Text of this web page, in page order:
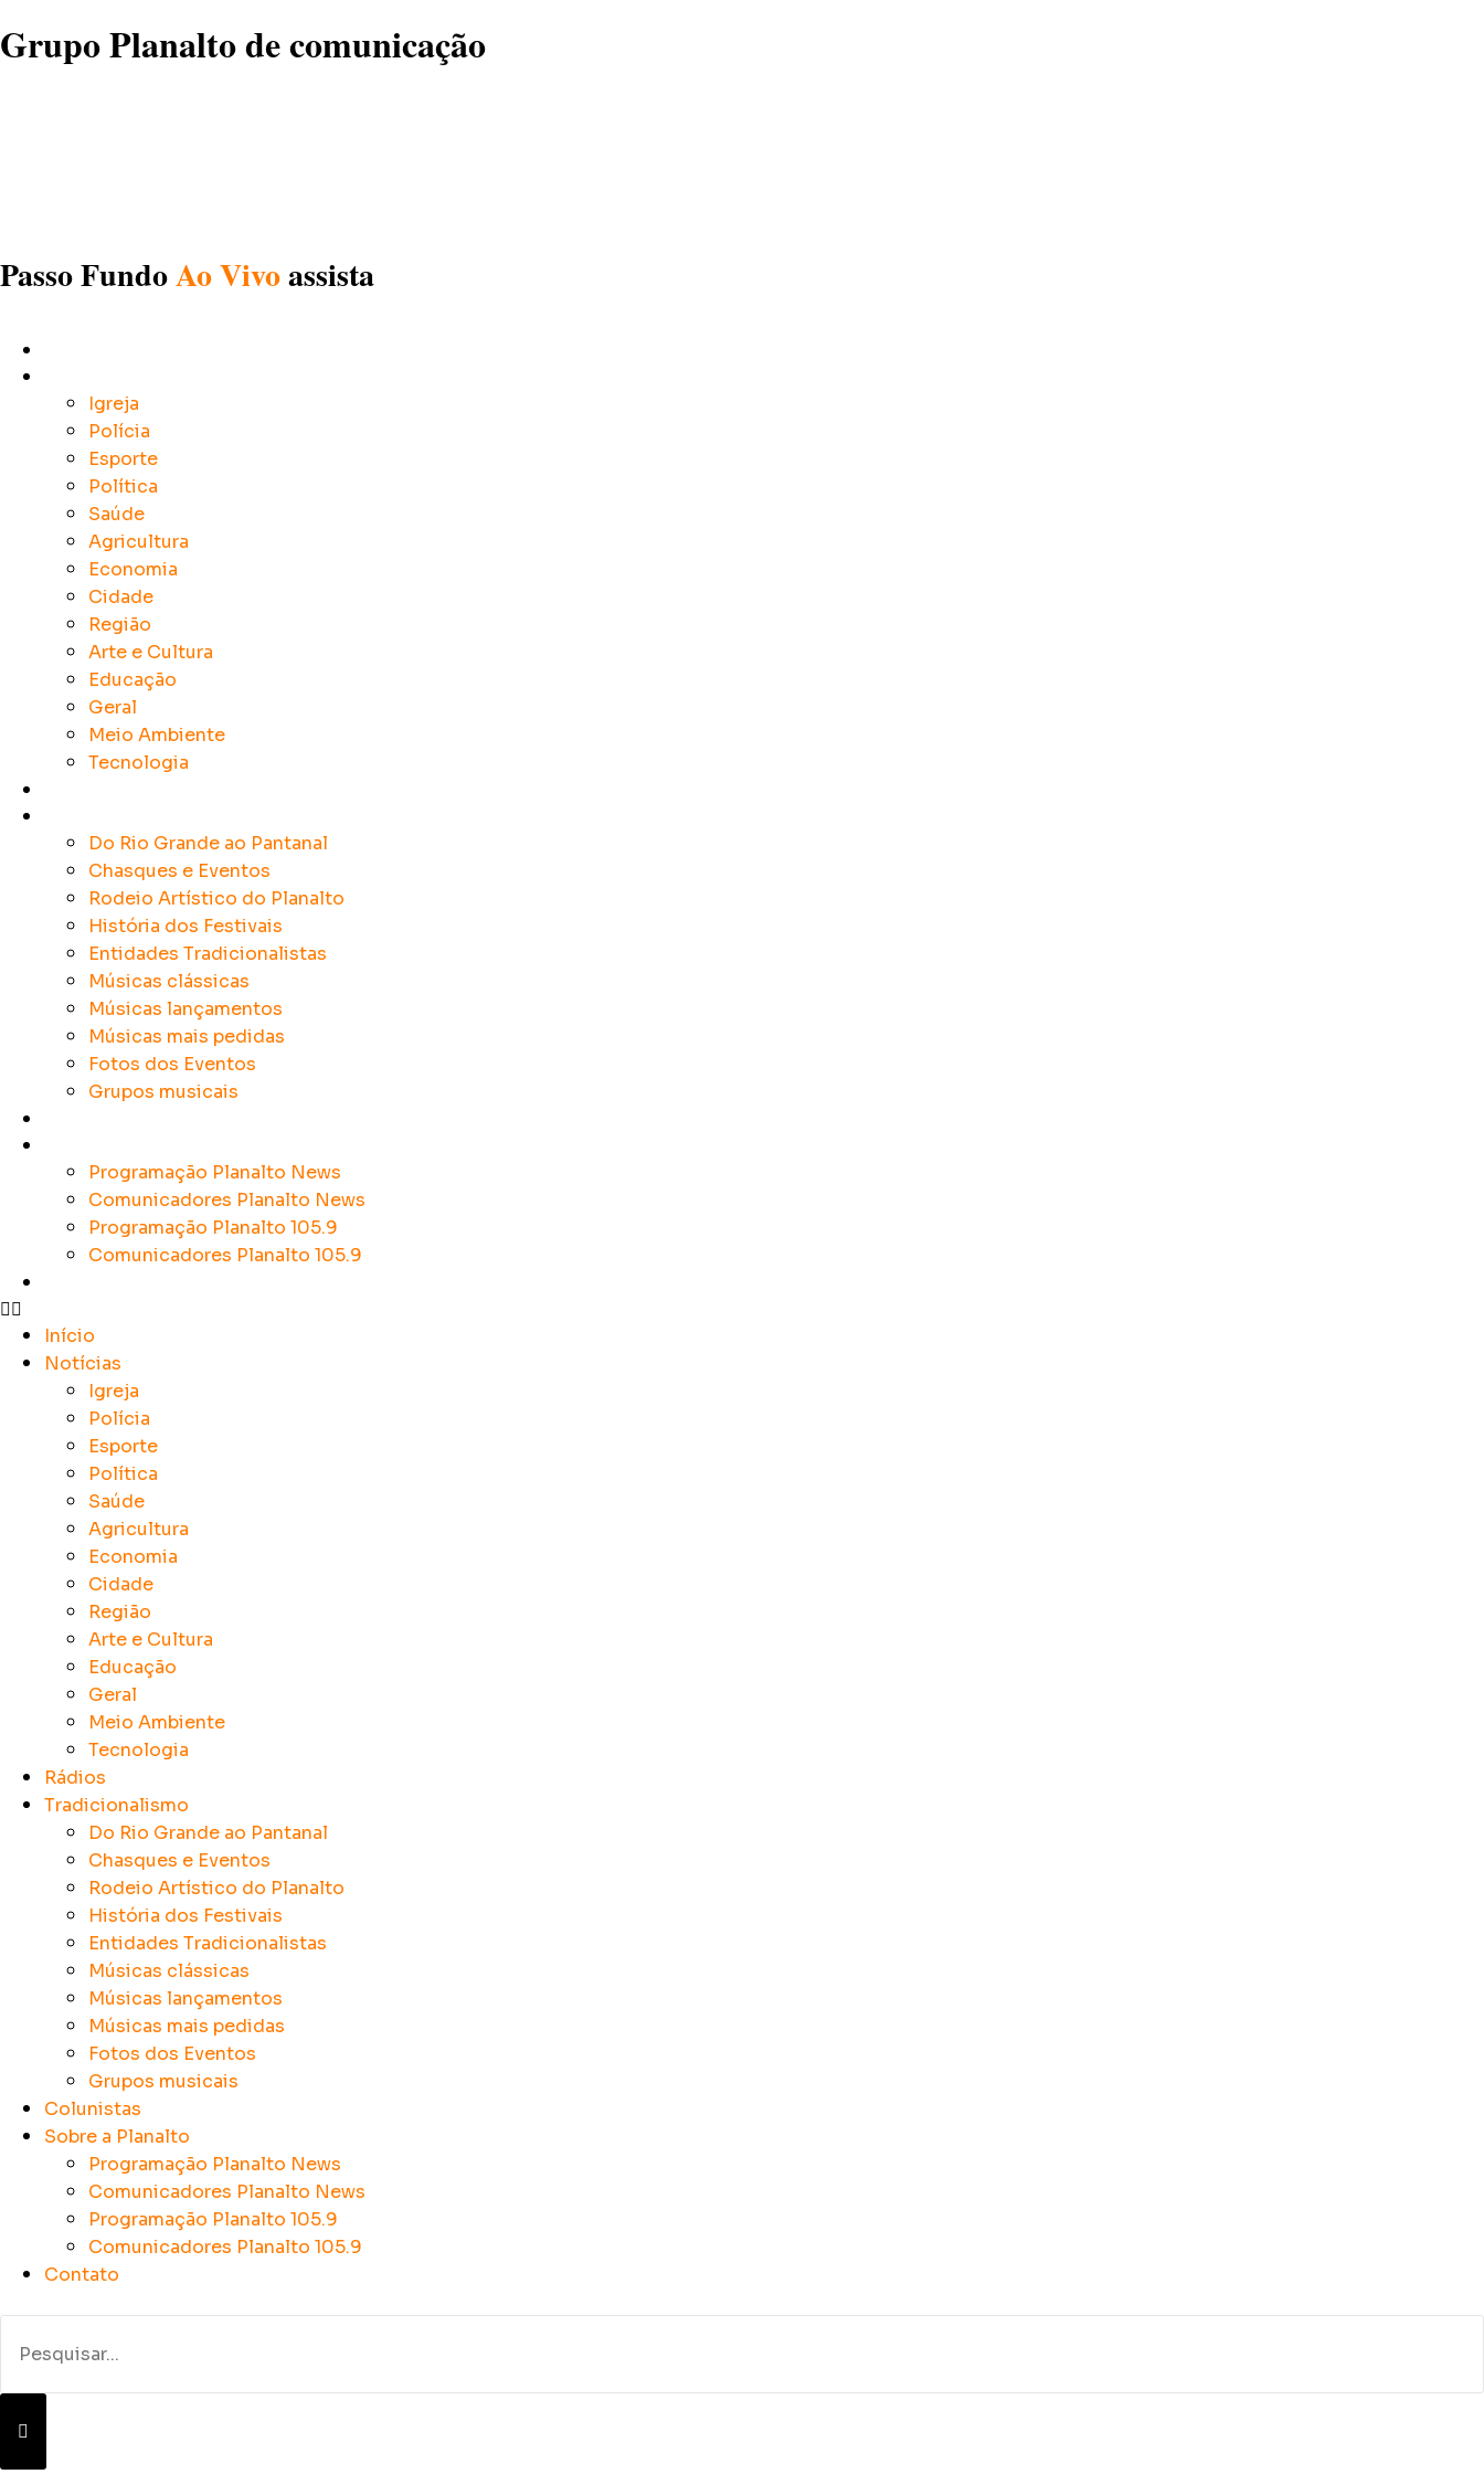
Grupo Planalto de comunicação
Passo FundoAo Vivoassista
Igreja
Polícia
Esporte
Política
Saúde
Agricultura
Economia
Cidade
Região
Arte e Cultura
Educação
Geral
Meio Ambiente
Tecnologia
Do Rio Grande ao Pantanal
Chasques e Eventos
Rodeio Artístico do Planalto
História dos Festivais
Entidades Tradicionalistas
Músicas clássicas
Músicas lançamentos
Músicas mais pedidas
Fotos dos Eventos
Grupos musicais
Programação Planalto News
Comunicadores Planalto News
Programação Planalto 105.9
Comunicadores Planalto 105.9
Início
Notícias
Igreja
Polícia
Esporte
Política
Saúde
Agricultura
Economia
Cidade
Região
Arte e Cultura
Educação
Geral
Meio Ambiente
Tecnologia
Rádios
Tradicionalismo
Do Rio Grande ao Pantanal
Chasques e Eventos
Rodeio Artístico do Planalto
História dos Festivais
Entidades Tradicionalistas
Músicas clássicas
Músicas lançamentos
Músicas mais pedidas
Fotos dos Eventos
Grupos musicais
Colunistas
Sobre a Planalto
Programação Planalto News
Comunicadores Planalto News
Programação Planalto 105.9
Comunicadores Planalto 105.9
Contato